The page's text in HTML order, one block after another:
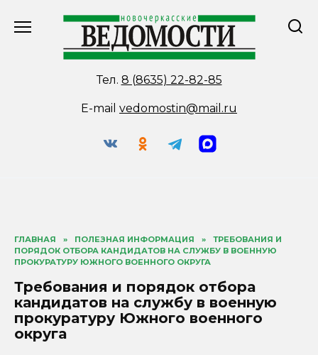
Тел. 8 (8635) 22-82-85
E-mail vedomostin@mail.ru
ГЛАВНАЯ » ПОЛЕЗНАЯ ИНФОРМАЦИЯ »
ТРЕБОВАНИЯ И
ПОРЯДОК ОТБОРА КАНДИДАТОВ НА СЛУЖБУ В ВОЕННУЮ
ПРОКУРАТУРУ ЮЖНОГО ВОЕННОГО ОКРУГА
Требования и порядок отбора
кандидатов на службу в военную
прокуратуру Южного военного
округа